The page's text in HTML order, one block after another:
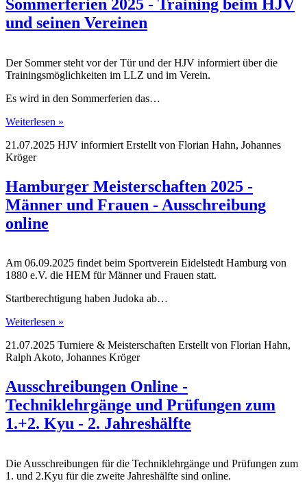
Sommerferien 2025 - Training beim HJV
und seinen Vereinen
Der Sommer steht vor der Tür und der HJV informiert über die
Trainingsmöglichkeiten im LLZ und im Verein.
Es wird in den Sommerferien das…
Weiterlesen »
21.07.2025 HJV informiert Erstellt von Florian Hahn, Johannes
Kröger
Hamburger Meisterschaften 2025 -
Männer und Frauen - Ausschreibung
online
Am 06.09.2025 findet beim Sportverein Eidelstedt Hamburg von
1880 e.V. die HEM für Männer und Frauen statt.
Startberechtigung haben Judoka ab…
Weiterlesen »
21.07.2025 Turniere & Meisterschaften Erstellt von Florian Hahn,
Ralph Akoto, Johannes Kröger
Ausschreibungen Online -
Techniklehrgänge und Prüfungen zum
1.+2. Kyu - 2. Jahreshälfte
Die Ausschreibungen für die Techniklehrgänge und Prüfungen zum
1. und 2.Kyu für die zweite Jahreshälfte sind online.